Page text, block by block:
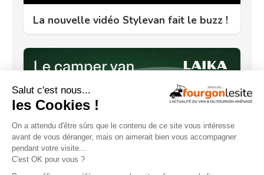
La nouvelle vidéo Stylevan fait le buzz !